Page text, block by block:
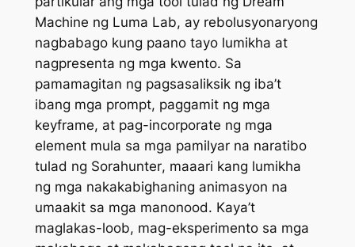
Machine ng Luma Lab, ay rebolusyonaryong
nagbabago kung paano tayo lumikha at
nagpresenta ng mga kwento. Sa
pamamagitan ng pagsasaliksik ng iba’t
ibang mga prompt, paggamit ng mga
keyframe, at pag-incorporate ng mga
element mula sa mga pamilyar na naratibo
tulad ng Sorahunter, maaari kang lumikha
ng mga nakakabighaning animasyon na
umaakit sa mga manonood. Kaya’t
maglakas-loob, mag-eksperimento sa mga